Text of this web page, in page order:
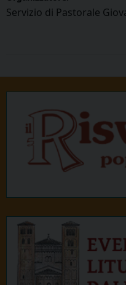
Servizio di Pastorale